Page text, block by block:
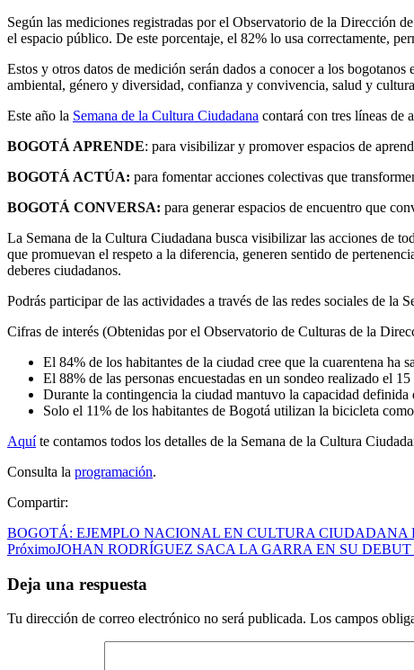
Según las mediciones registradas por el Observatorio de la Dirección
el espacio público. De este porcentaje, el 82% lo usa correctamente,
Estos y otros datos de medición serán dados a conocer a los
ambiental, género y diversidad, confianza y convivencia, salud y
Este año la Semana de la Cultura Ciudadana contará con tres líneas de
BOGOTÁ APRENDE: para visibilizar y promover espacios de
BOGOTÁ ACTÚA: para fomentar acciones colectivas que
BOGOTÁ CONVERSA: para generar espacios de encuentro que
La Semana de la Cultura Ciudadana busca visibilizar las acciones de
que promuevan el respeto a la diferencia, generen sentido de
deberes ciudadanos.
Podrás participar de las actividades a través de las redes sociales de
Cifras de interés (Obtenidas por el Observatorio de Culturas de la
El 84% de los habitantes de la ciudad cree que la cuarentena ha
El 88% de las personas encuestadas en un sondeo realizado el
Durante la contingencia la ciudad mantuvo la capacidad
Solo el 11% de los habitantes de Bogotá utilizan la bicicleta
Aquíte contamos todos los detalles de la Semana de la Cultura
Consulta la programación.
Compartir:
BOGOTÁ: EJEMPLO NACIONAL EN CULTURA
PróximoJOHAN RODRÍGUEZ SACA LA GARRA EN SU
Deja una respuesta
Tu dirección de correo electrónico no será publicada. Los campos